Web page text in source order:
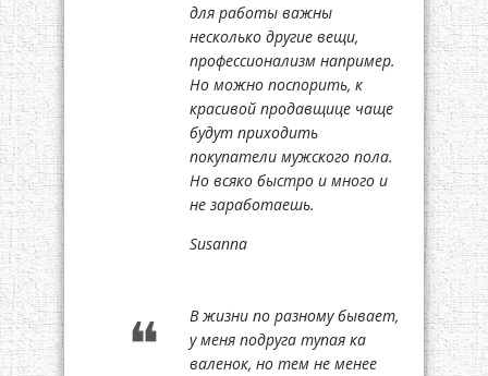
для работы важны
несколько другие вещи,
профессионализм например.
Но можно поспорить, к
красивой продавщице чаще
будут приходить
покупатели мужского пола.
Но всяко быстро и много и
не заработаешь.
Susanna
В жизни по разному бывает,
у меня подруга тупая ка
валенок, но тем не менее